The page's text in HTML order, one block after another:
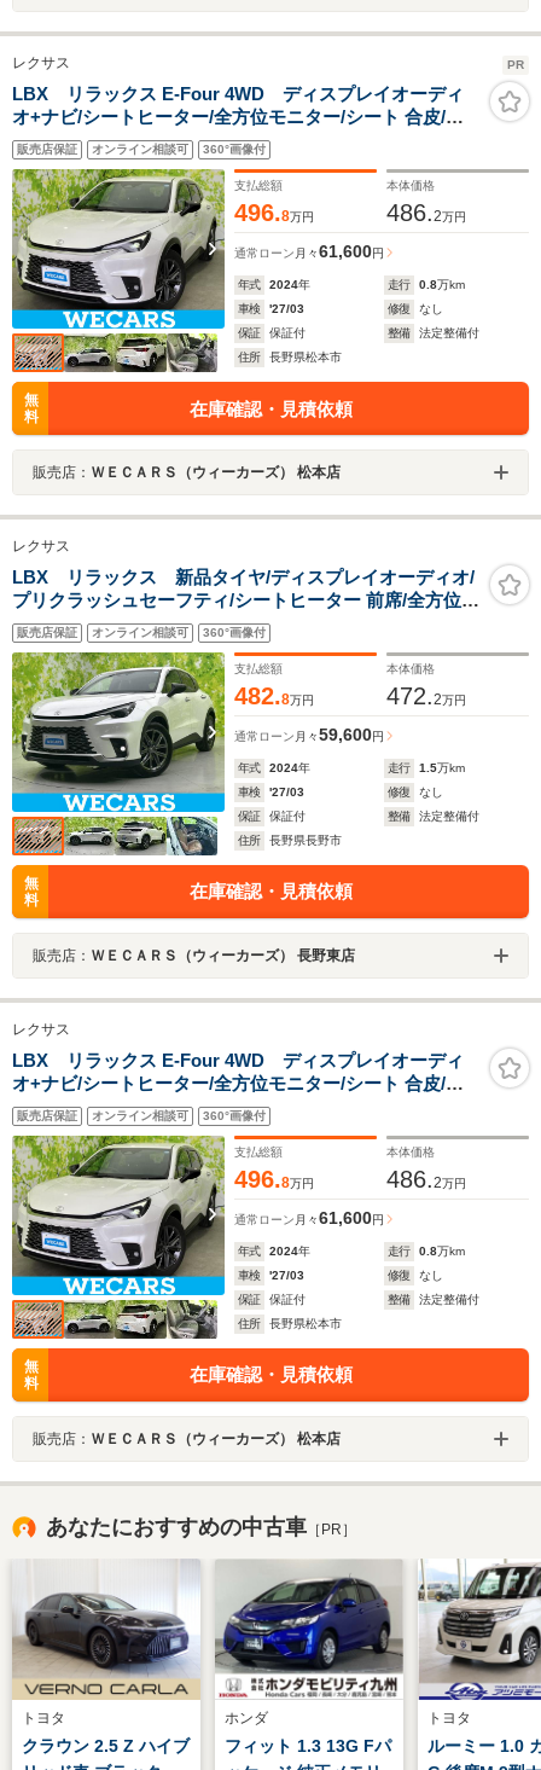
レクサス PR
LBX リラックス E-Four 4WD ディスプレイオーディ
オ+ナビ/シートヒーター/全方位モニター/シート 合皮/電
動バックドア/ドライブレコーダー 純正/ヘッドランプ
LED/USBジャック/Bluetooth接続
販売店保証 オンライン相談可 360°画像付
支払総額
496.8万円
本体価格
486.2万円
通常ローン 月々61,600円
年式 2024年 走行 0.8万km
車検
'27/03 修復
なし
保証
保証付 整備
法定整備付
住所
長野県松本市
無
料
在庫確認・見積依頼
販売店： ＷＥＣＡＲＳ（ウィーカーズ） 松本店
レクサス
LBX リラックス 新品タイヤ/ディスプレイオーディオ/
プリクラッシュセーフティ/シートヒーター 前席/全方位モ
ニター/車線逸脱防止支援システム/シート フルレザー/パ
ーキングアシスト 自動操舵
販売店保証 オンライン相談可 360°画像付
支払総額
482.8万円
本体価格
472.2万円
通常ローン 月々59,600円
年式 2024年 走行 1.5万km
車検
'27/03 修復
なし
保証
保証付 整備
法定整備付
住所
長野県長野市
無
料
在庫確認・見積依頼
販売店： ＷＥＣＡＲＳ（ウィーカーズ） 長野東店
レクサス
LBX リラックス E-Four 4WD ディスプレイオーディ
オ+ナビ/シートヒーター/全方位モニター/シート 合皮/電
動バックドア/ドライブレコーダー 純正/ヘッドランプ
LED/USBジャック/Bluetooth接続
販売店保証 オンライン相談可 360°画像付
支払総額
496.8万円
本体価格
486.2万円
通常ローン 月々61,600円
年式 2024年 走行 0.8万km
車検
'27/03 修復
なし
保証
保証付 整備
法定整備付
住所
長野県松本市
無
料
在庫確認・見積依頼
販売店： ＷＥＣＡＲＳ（ウィーカーズ） 松本店
あなたにおすすめの中古車 ［PR］
トヨタ
クラウン 2.5 Z ハイブ
ホンダ
フィット 1.3 13G Fパ
トヨタ
ルーミー 1.0